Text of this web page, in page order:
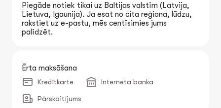
Piegāde notiek tikai uz Baltijas valstīm (Latvija,
Lietuva, Igaunija). Ja esat no cita reģiona, lūdzu,
rakstiet uz e-pastu, mēs centīsimies jums
palīdzēt.
Ērta maksāšana
Kredītkarte Interneta banka
Pārskaitījums